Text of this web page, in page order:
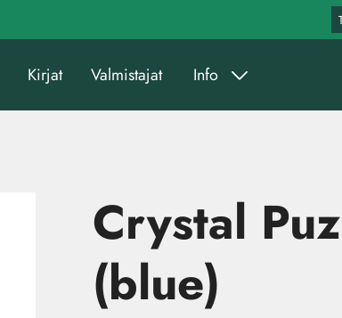
Kirjat Valmistajat Info
Crystal
(blue)